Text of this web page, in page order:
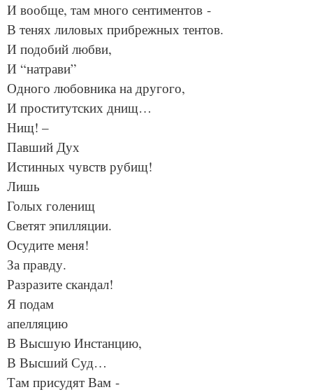
И вообще, там много сентиментов -
В тенях лиловых прибрежных тентов.
И подобий любви,
И “натрави”
Одного любовника на другого,
И проститутских днищ…
Нищ! –
Павший Дух
Истинных чувств рубищ!
Лишь
Голых голенищ
Светят эпилляции.
Осудите меня!
За правду.
Разразите скандал!
Я подам
апелляцию
В Высшую Инстанцию,
В Высший Суд…
Там присудят Вам -